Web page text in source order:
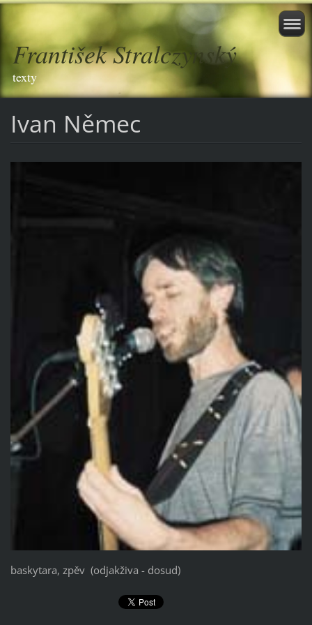
František Stralczynský
texty
Ivan Němec
baskytara, zpěv (odjakživa - dosud)